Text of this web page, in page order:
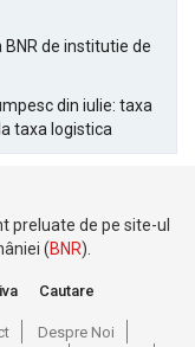
de institutie de
din iulie: taxa
taxa logistica
preluate de pe site-ul
(BNR).
Cautare
Despre Noi